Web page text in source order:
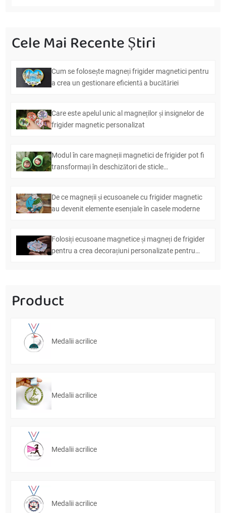
Cele Mai Recente Știri
Cum se folosește magneți frigider magnetici pentru
a crea un gestionare eficientă a bucătăriei
Care este apelul unic al magneților și insignelor de
frigider magnetic personalizat
Modul în care magneții magnetici de frigider pot fi
transformați în deschizători de sticle
De ce magneții și ecusoanele cu frigider magnetic
au devenit elemente esențiale în casele moderne
Folosiți ecusoane magnetice și magneți de frigider
pentru a crea decorațiuni personalizate pentru
Product
Medalii acrilice
Medalii acrilice
Medalii acrilice
Medalii acrilice